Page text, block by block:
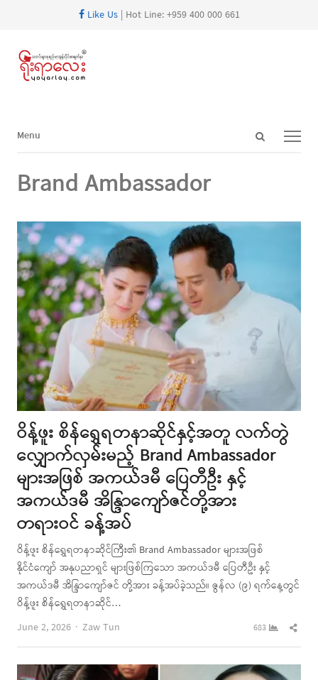
Like Us| Hot Line: +959 400 000 661
Open
Menu
Menu
Brand Ambassador
ဝိန့်ဖူး စိန်ရွှေရတနာဆိုင်နှင့်အတူ လက်တွဲ
လျှောက်လှမ်းမည့် Brand Ambassador
များအဖြစ် အကယ်ဒမီ ပြေတီဦး နှင့်
အကယ်ဒမီ အိန္ဒြာကျော်ဇင်တို့အား
တရားဝင် ခန့်အပ်
ဝိန့်ဖူး စိန်ရွှေရတနာဆိုင်ကြီး၏ Brand Ambassador များအဖြစ်
နိုင်ငံကျော် အနုပညာရှင် များဖြစ်ကြသော အကယ်ဒမီ ပြေတီဦး နှင့်
အကယ်ဒမီ အိန္ဒြာကျော်ဇင် တို့အား ခန့်အပ်ခဲ့သည်။ ဇွန်လ (၉) ရက်နေ့တွင်
ဝိန့်ဖူး စိန်ရွှေရတနာဆိုင်…
June 2, 2026
Author
Zaw Tun 683